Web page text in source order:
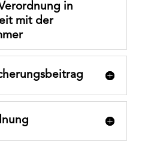
in
mit der